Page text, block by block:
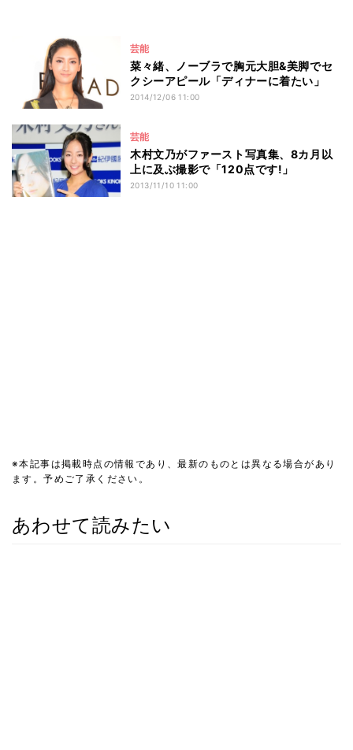
芸能
菜々緒、ノーブラで胸元大胆&美脚でセ
クシーアピール「ディナーに着たい」
2014/12/06 11:00
芸能
木村文乃がファースト写真集、8カ月以
上に及ぶ撮影で「120点です!」
2013/11/10 11:00
※本記事は掲載時点の情報であり、最新のものとは異なる場合があり
ます。予めご了承ください。
あわせて読みたい